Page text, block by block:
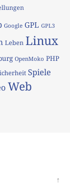
Google GPL GPL3
Leben Linux
OpenMoko PHP
Spiele
Web
↑